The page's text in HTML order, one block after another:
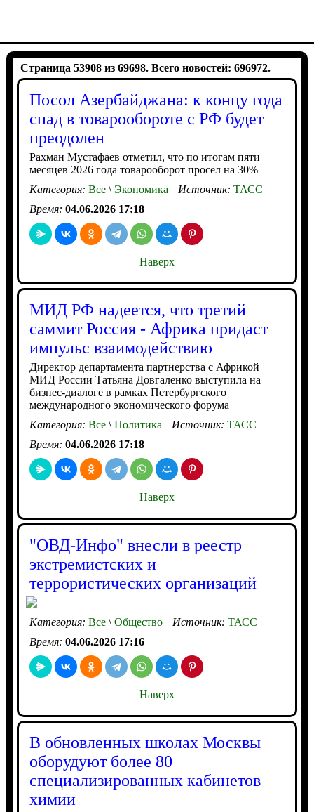
Страница 53908 из 69698. Всего новостей: 696972.
Посол Азербайджана: к концу года
спад в товарообороте с РФ будет
преодолен
Рахман Мустафаев отметил, что по итогам пяти
месяцев 2026 года товарооборот просел на 30%
Категория: Все\Экономика Источник: ТАСС
Время: 04.06.2026 17:18
Наверх
МИД РФ надеется, что третий
саммит Россия - Африка придаст
импульс взаимодействию
Директор департамента партнерства с Африкой
МИД России Татьяна Довгаленко выступила на
бизнес-диалоге в рамках Петербургского
международного экономического форума
Категория: Все\Политика Источник: ТАСС
Время: 04.06.2026 17:18
Наверх
"ОВД-Инфо" внесли в реестр
экстремистских и
террористических организаций
Категория: Все\Общество Источник: ТАСС
Время: 04.06.2026 17:16
Наверх
В обновленных школах Москвы
оборудуют более 80
специализированных кабинетов
химии